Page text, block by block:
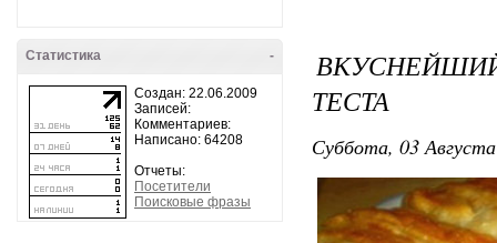
-
Статистика
Создан: 22.06.2009
Записей:
Комментариев:
Написано: 64208
Отчеты:
Посетители
Поисковые фразы
ТЕСТА
Суббота, 03